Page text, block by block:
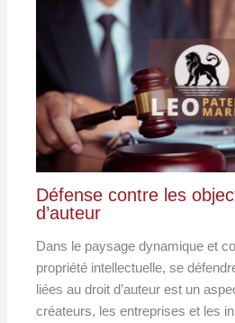
Défense contre les
d’auteur
Dans le paysage dynamique et
propriété intellectuelle, se
liées au droit d’auteur est un
créateurs, les entreprises et les